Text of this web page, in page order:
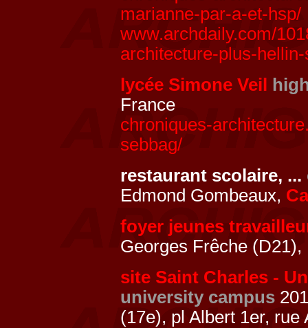
marianne-par-a-et-hsp/
www.archdaily.com/
architecture-plus-
lycée Simone Veil
France
chroniques-
sebbag/
restaurant scolaire, ...
Edmond Gombeaux,
foyer jeunes
Georges Frêche
site Saint Charles -
university campus
(17e), pl Albert 1er, rue